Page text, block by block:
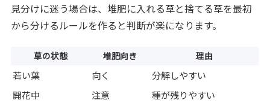
見分けに迷う場合は、堆肥に入れる草と捨てる草を最初
から分けるルールを作ると判断が楽になります。
草の状態 堆肥向き 理由
若い葉 向く
分解しやすい
開花中
注意
種が残りやすい